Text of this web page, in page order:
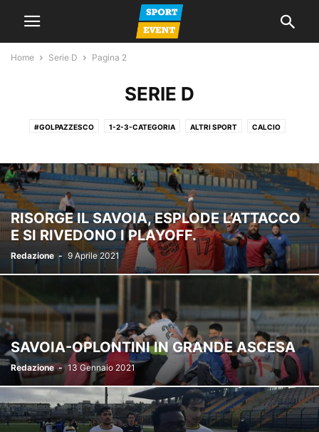
Home Serie D Pagina 2
SERIE D
#GOLPAZZESCO 1-2-3-CATEGORIA ALTRI SPORT CALCIO
LA VOCE DEL MERCOLEDI NEWS PROMOZIONE SERIE A SERIE C
SERIE D SPAZIO TIFOSI
RISORGE IL SAVOIA, ESPLODE L’ATTACCO
E SI RIVEDONO I PLAYOFF.
Redazione - 9 Aprile 2021
SAVOIA-OPLONTINI IN GRANDE ASCESA
Redazione - 13 Gennaio 2021